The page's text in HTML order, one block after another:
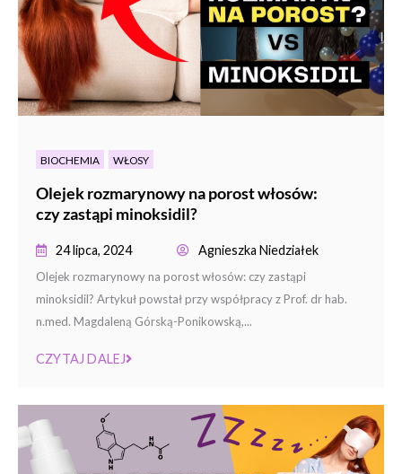
BIOCHEMIA WŁOSY
Olejek rozmarynowy na porost włosów:
czy zastąpi minoksidil?
24 lipca, 2024 Agnieszka Niedziałek
Olejek rozmarynowy na porost włosów: czy zastąpi
minoksidil? Artykuł powstał przy współpracy z Prof. dr hab.
n.med. Magdaleną Górską-Ponikowską,...
CZYTAJ DALEJ